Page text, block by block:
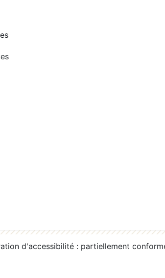
d'accessibilité : partiellement